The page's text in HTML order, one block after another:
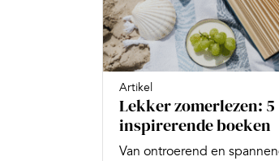
Artikel
Lekker zomerlezen: 5
inspirerende boeken
Van ontroerend en